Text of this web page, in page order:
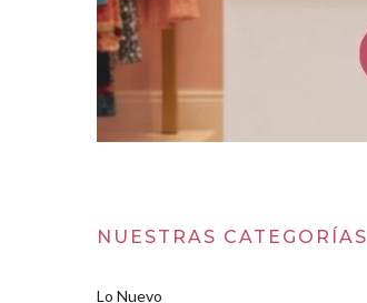
NUESTRAS CATEGORÍAS
Lo Nuevo